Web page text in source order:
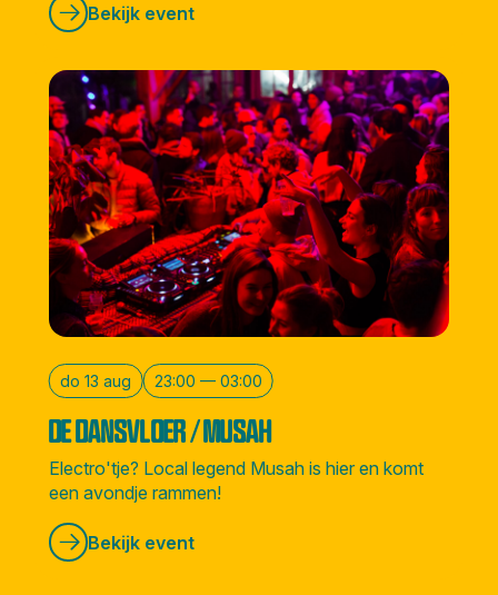
Bekijk event
do 13 aug 23:00 — 03:00
DE DANSVLOER / MUSAH
Electro'tje? Local legend Musah is hier en komt
een avondje rammen!
Bekijk event